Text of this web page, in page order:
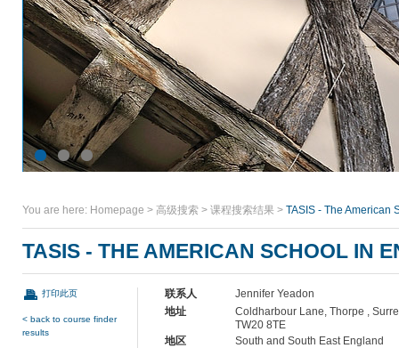
You are here: Homepage > 高级搜索 > 课程搜索结果 > TASIS - The American
TASIS - THE AMERICAN SCHOOL IN
打印此页
< back to course finder
results
联系人
Jennifer Yeadon
地址
Coldharbour Lane, Thorpe ,
TW20 8TE
地区
South and South East England